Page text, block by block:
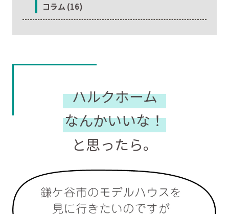
コラム (16)
ハルクホーム
なんかいいな！
と思ったら。